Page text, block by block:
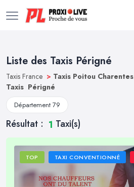
Liste des Taxis Périgné
Taxis France > Taxis Poitou Charentes
Taxis Périgné
Département 79
Résultat : 1 Taxi(s)
TOP TAXI CONVENTIONNÉ